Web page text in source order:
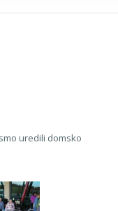
uredili domsko